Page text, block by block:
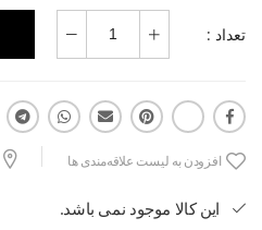
تعداد :
افزودن به لیست علاقه‌مندی ها
این کالا موجود نمی باشد.